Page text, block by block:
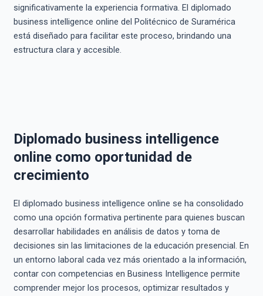
significativamente la experiencia formativa. El diplomado
business intelligence online del Politécnico de Suramérica
está diseñado para facilitar este proceso, brindando una
estructura clara y accesible.
Diplomado business intelligence
online como oportunidad de
crecimiento
El diplomado business intelligence online se ha consolidado
como una opción formativa pertinente para quienes buscan
desarrollar habilidades en análisis de datos y toma de
decisiones sin las limitaciones de la educación presencial. En
un entorno laboral cada vez más orientado a la información,
contar con competencias en Business Intelligence permite
comprender mejor los procesos, optimizar resultados y